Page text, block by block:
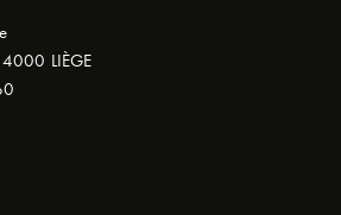
LIÈGE